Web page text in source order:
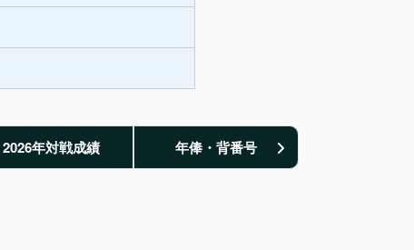
2026年対戦成績 年俸・背番号